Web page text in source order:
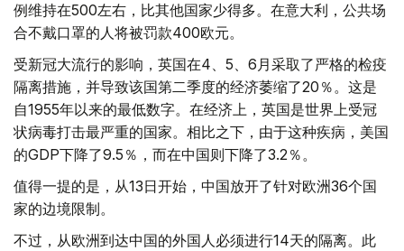
例维持在500左右，比其他国家少得多。在意大利，公共场
合不戴口罩的人将被罚款400欧元。
受新冠大流行的影响，英国在4、5、6月采取了严格的检疫
隔离措施，并导致该国第二季度的经济萎缩了20％。这是
自1955年以来的最低数字。在经济上，英国是世界上受冠
状病毒打击最严重的国家。相比之下，由于这种疾病，美国
的GDP下降了9.5％，而在中国则下降了3.2％。
值得一提的是，从13日开始，中国放开了针对欧洲36个国
家的边境限制。
不过，从欧洲到达中国的外国人必须进行14天的隔离。此